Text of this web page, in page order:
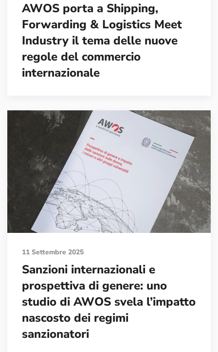
AWOS porta a Shipping,
Forwarding & Logistics Meet
Industry il tema delle nuove
regole del commercio
internazionale
11 Settembre 2025
Sanzioni internazionali e
prospettiva di genere: uno
studio di AWOS svela l’impatto
nascosto dei regimi
sanzionatori